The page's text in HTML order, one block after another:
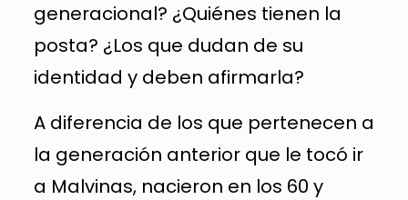
generacional? ¿Quiénes tienen la
posta? ¿Los que dudan de su
identidad y deben afirmarla?
A diferencia de los que pertenecen a
la generación anterior que le tocó ir
a Malvinas, nacieron en los 60 y